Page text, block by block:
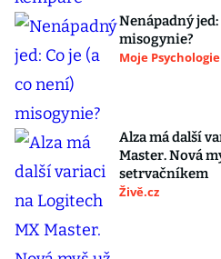
Nenápadný jed:
misogynie?
Moje Psychologie
Alza má další
Master. Nová
setrvačníkem
Živě.cz